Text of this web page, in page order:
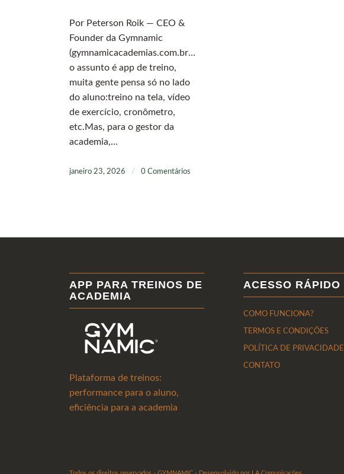
Por Peterson Roik — CEO &
Founder da Gymnamic
(gymnamicacademias.com.br)Quando
o assunto é app de treino,
muita gente pensa só no lado
do aluno:treino na tela, vídeo
de exercício, cronômetro,
etc.Mas, para o gestor da
academia,…
janeiro 23, 2026 / 0 Comentários
APP PARA TREINOS DE
ACADEMIA
Plataforma de treinos:
performance para o aluno,
eficiência para a academia
ACESSO RÁPIDO
COMO FUNCIONA?
TERMOS E CONDIÇÕES
POLÍTICA DE PRIVACIDADE
CONTATO